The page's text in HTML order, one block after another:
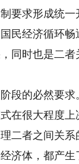
要求形成统
民经济循环
同时也是二
的必然要求
在很大程度
二者之间关
济体，都产